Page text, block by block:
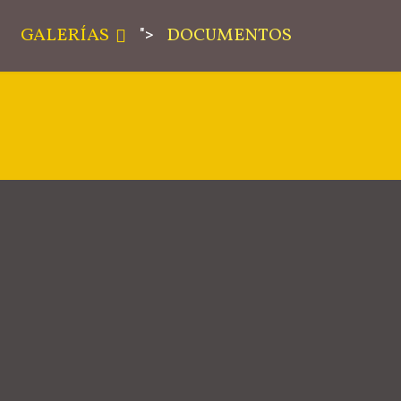
GALERÍAS "> DOCUMENTOS